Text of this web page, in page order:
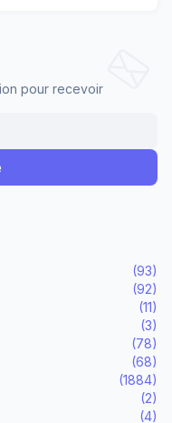
pour recevoir
(93)
(92)
(11)
(3)
(78)
(68)
(1884)
(2)
(4)